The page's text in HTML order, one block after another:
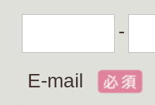
-
E-mail